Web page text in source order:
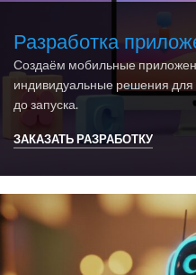
Разработка
Создаём мобильные
индивидуальные решения
до запуска.
ЗАКАЗАТЬ РАЗРАБОТКУ